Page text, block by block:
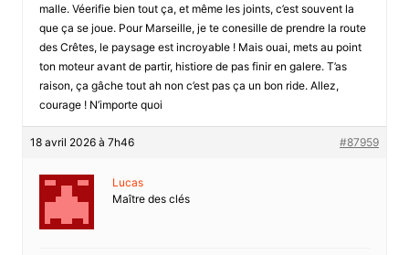
malle. Véerifie bien tout ça, et même les joints, c’est souvent la
que ça se joue. Pour Marseille, je te conesille de prendre la route
des Crêtes, le paysage est incroyable ! Mais ouai, mets au point
ton moteur avant de partir, histiore de pas finir en galere. T’as
raison, ça gâche tout ah non c’est pas ça un bon ride. Allez,
courage ! N’importe quoi
18 avril 2026 à 7h46 #87959
Lucas
Maître des clés